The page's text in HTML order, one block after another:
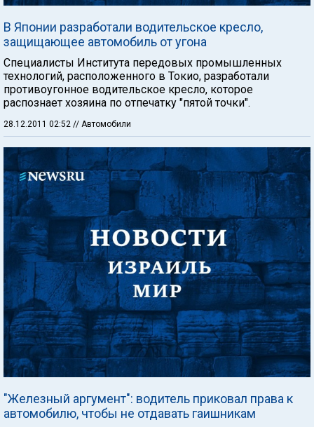
В Японии разработали водительское кресло,
защищающее автомобиль от угона
Специалисты Института передовых промышленных
технологий, расположенного в Токио, разработали
противоугонное водительское кресло, которое
распознает хозяина по отпечатку "пятой точки".
28.12.2011 02:52 // Автомобили
"Железный аргумент": водитель приковал права к
автомобилю, чтобы не отдавать гаишникам